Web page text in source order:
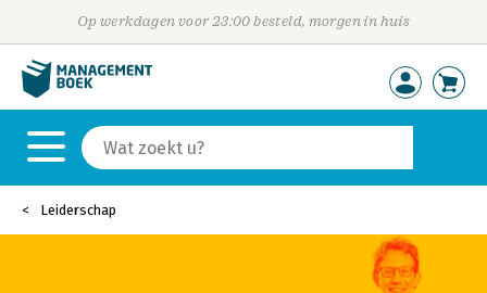
Op werkdagen voor 23:00 besteld, morgen in huis
Leiderschap